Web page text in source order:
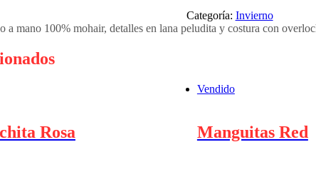
Categoría: Invierno
a mano 100% mohair, detalles en lana peludita y costura con
Rosa
Vendido
Manguitas Red